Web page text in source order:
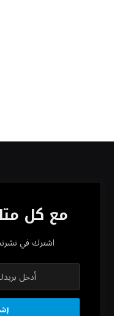
مع كل
اشترك في